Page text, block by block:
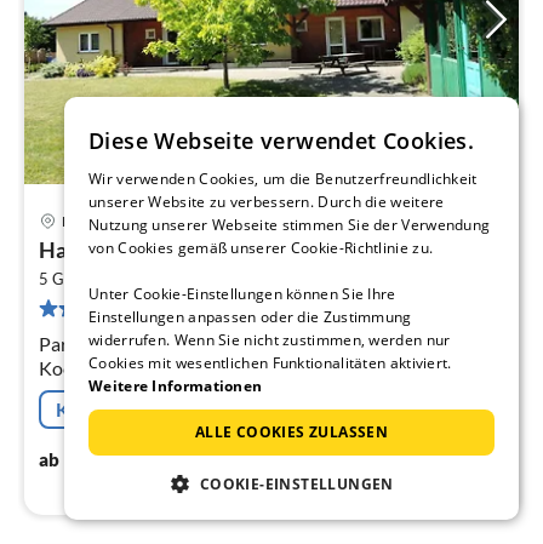
Kolczewo
Haus in Kolczewo nahe Ostsee & See
5 Gäste
5 Bewertungen
Parterre: (offene Küche(Wasserkocher, Kochherd(2
Kochplatten, elektrisch), Kaffeemaschine, Grill,
Mikrowelle, Kühl-/Gefrierkombination)
Kostenfreie Stornierung
ab 39€/ Nacht
Diese Webseite verwendet Cookies.
Wir verwenden Cookies, um die Benutzerfreundlichkeit
unserer Website zu verbessern. Durch die weitere
Nutzung unserer Webseite stimmen Sie der Verwendung
von Cookies gemäß unserer Cookie-Richtlinie zu.
Unter Cookie-Einstellungen können Sie Ihre
Einstellungen anpassen oder die Zustimmung
widerrufen. Wenn Sie nicht zustimmen, werden nur
Cookies mit wesentlichen Funktionalitäten aktiviert.
Weitere Informationen
ALLE COOKIES ZULASSEN
COOKIE-EINSTELLUNGEN